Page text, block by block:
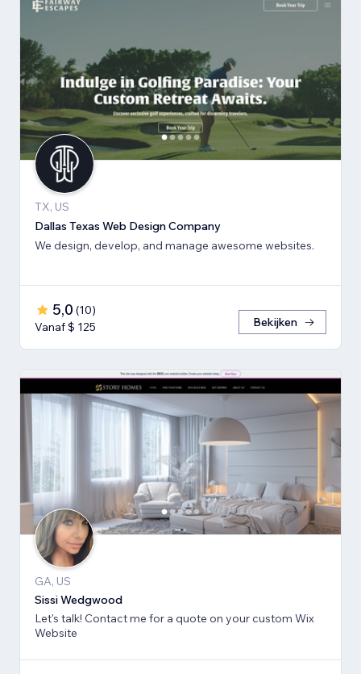
TX, US
Dallas Texas Web Design Company
We design, develop, and manage awesome websites.
5,0 (10)
Vanaf $ 125
Bekijken
GA, US
Sissi Wedgwood
Let's talk! Contact me for a quote on your custom Wix
Website